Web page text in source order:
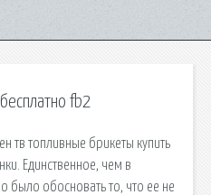
fb2
тв топливные брикеты купить
Единственное, чем в
обосновать то, что ее не